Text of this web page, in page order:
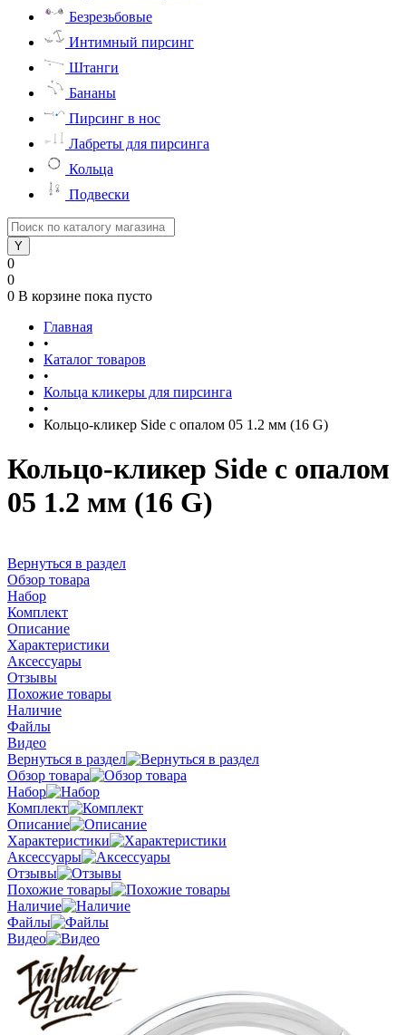
Безрезьбовые
Интимный пирсинг
Штанги
Бананы
Пирсинг в нос
Лабреты для пирсинга
Кольца
Подвески
0
0
0 В корзине пока пусто
Главная
•
Каталог товаров
•
Кольца кликеры для пирсинга
•
Кольцо-кликер Side с опалом 05 1.2 мм (16 G)
Кольцо-кликер Side с опалом
05 1.2 мм (16 G)
Вернуться в раздел
Обзор товара
Набор
Комплект
Описание
Характеристики
Аксессуары
Отзывы
Похожие товары
Наличие
Файлы
Видео
Вернуться в раздел
Обзор товара
Набор
Комплект
Описание
Характеристики
Аксессуары
Отзывы
Похожие товары
Наличие
Файлы
Видео